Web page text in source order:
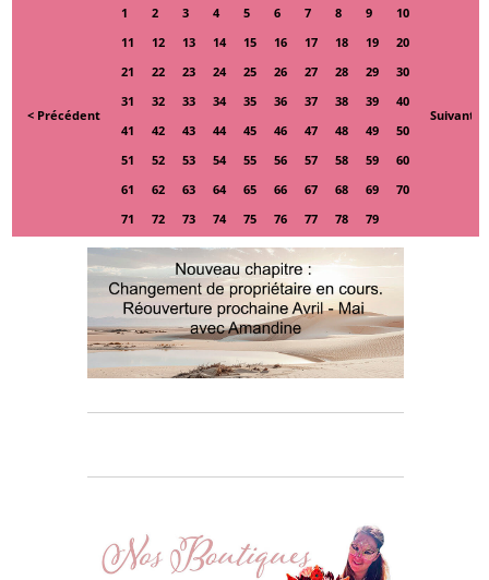
< Précédent
1 2 3 4 5 6 7 8 9
10
11
12 13 14 15 16 17 18 19
20
21
22 23 24 25 26 27 28 29
30
31
32 33 34 35 36 37 38 39
40
41
42 43 44 45 46 47 48 49
50
51
52 53 54 55 56 57 58 59
60
61
62 63 64 65 66 67 68 69
70
71
72 73 74 75 76 77 78 79
Suivant >